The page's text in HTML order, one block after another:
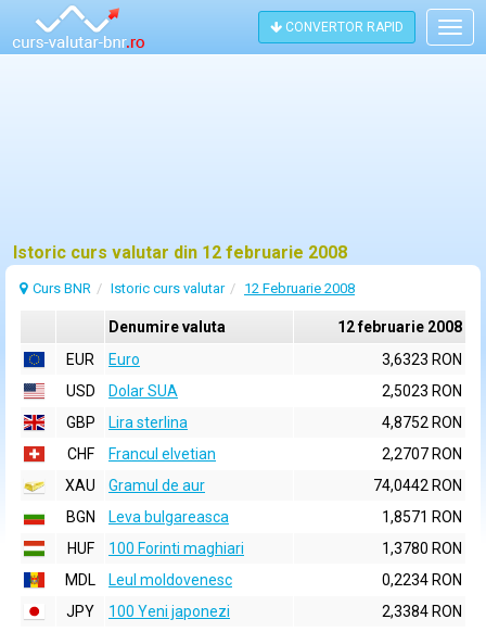
CONVERTOR RAPID
Istoric curs valutar din 12 februarie 2008
Curs BNR Istoric curs valutar 12 Februarie 2008
Denumire valuta
12 februarie 2008
EUR
Euro
3,6323 RON
USD
Dolar SUA
2,5023 RON
GBP
Lira sterlina
4,8752 RON
CHF
Francul elvetian
2,2707 RON
XAU
Gramul de aur
74,0442 RON
BGN
Leva bulgareasca
1,8571 RON
HUF
100 Forinti maghiari
1,3780 RON
MDL
Leul moldovenesc
0,2234 RON
JPY
100 Yeni japonezi
2,3384 RON